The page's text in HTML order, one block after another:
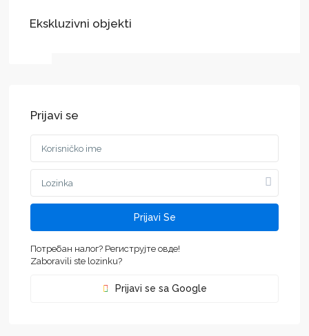
Ekskluzivni objekti
Prijavi se
Prijavi Se
Потребан налог? Региструјте овде!
Zaboravili ste lozinku?
Prijavi se sa Google